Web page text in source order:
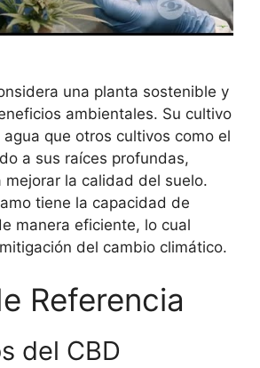
una planta sostenible y
ambientales. Su cultivo
que otros cultivos como el
a sus raíces profundas,
mejorar la calidad del suelo.
tiene la capacidad de
manera eficiente, lo cual
del cambio climático.
Referencia
del CBD